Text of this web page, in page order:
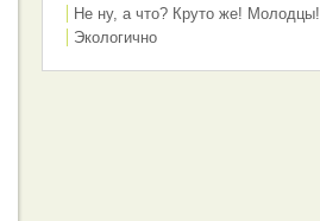
Не ну, а что? Круто же! Молодцы!
Экологично